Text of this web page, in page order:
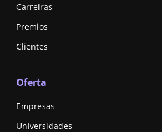
Carreiras
Premios
Clientes
Oferta
Empresas
Universidades